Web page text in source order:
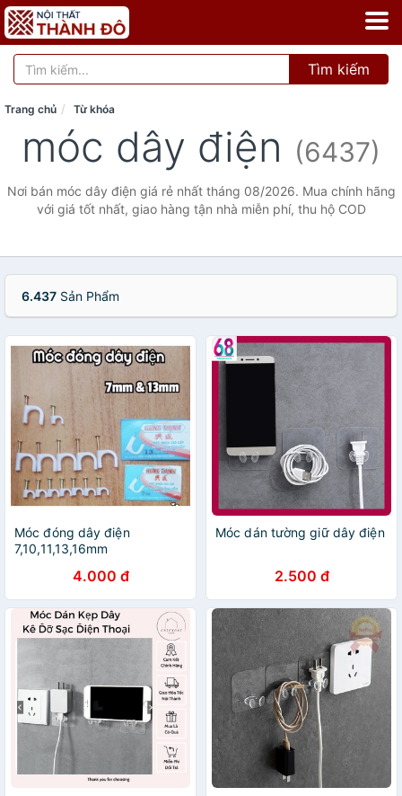
Tìm kiếm
Trang chủ Từ khóa
móc dây điện (6437)
Nơi bán móc dây điện giá rẻ nhất tháng 08/2026. Mua chính hãng
với giá tốt nhất, giao hàng tận nhà miễn phí, thu hộ COD
6.437 Sản Phẩm
Móc đóng dây điện
7,10,11,13,16mm
4.000 đ
Móc dán tường giữ dây điện
2.500 đ